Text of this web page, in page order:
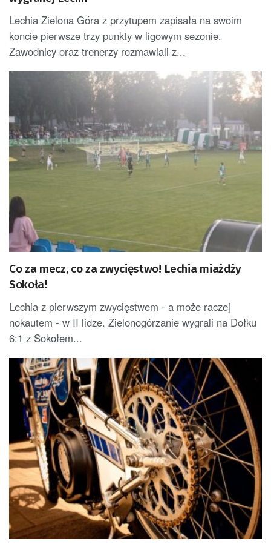
Lechia Zielona Góra z przytupem zapisała na swoim
koncie pierwsze trzy punkty w ligowym sezonie.
Zawodnicy oraz trenerzy rozmawiali z...
Co za mecz, co za zwycięstwo! Lechia miażdży
Sokoła!
Lechia z pierwszym zwycięstwem - a może raczej
nokautem - w II lidze. Zielonogórzanie wygrali na Dołku
6:1 z Sokołem...